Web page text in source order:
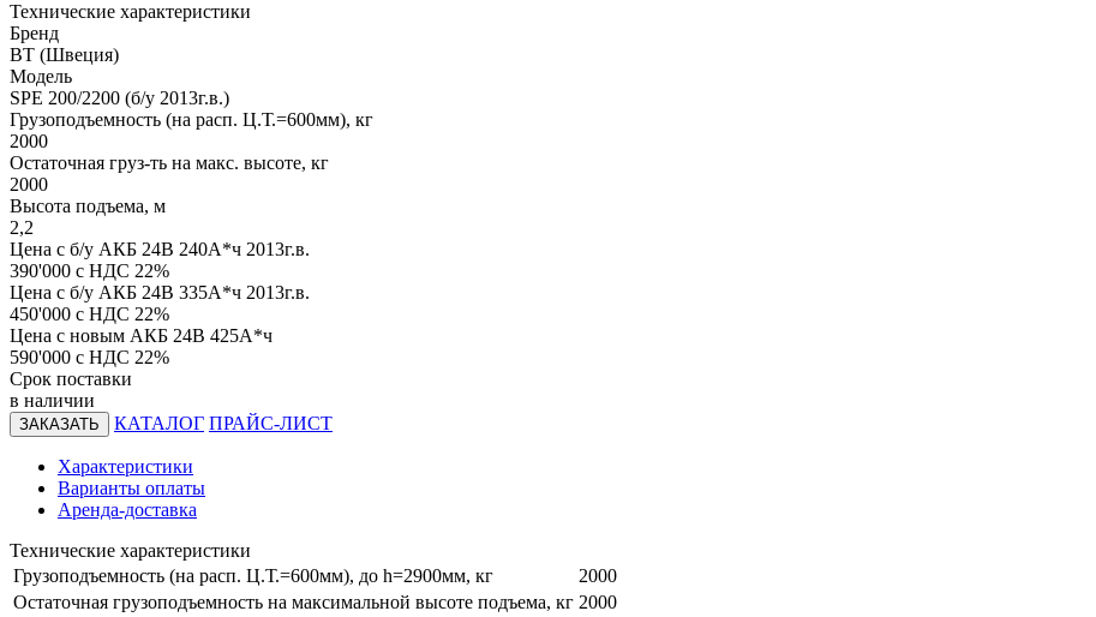
Технические характеристики
Бренд
BT (Швеция)
Модель
SPE 200/2200 (б/у 2013г.в.)
Грузоподъемность (на расп. Ц.Т.=600мм), кг
2000
Остаточная груз-ть на макс. высоте, кг
2000
Высота подъема, м
2,2
Цена с б/у АКБ 24В 240А*ч 2013г.в.
390'000 с НДС 22%
Цена с б/у АКБ 24В 335А*ч 2013г.в.
450'000 с НДС 22%
Цена с новым АКБ 24В 425А*ч
590'000 с НДС 22%
Срок поставки
в наличии
ЗАКАЗАТЬ КАТАЛОГ ПРАЙС-ЛИСТ
Характеристики
Варианты оплаты
Аренда-доставка
Технические характеристики
Грузоподъемность (на расп. Ц.Т.=600мм), до h=2900мм, кг
2000
Остаточная грузоподъемность на максимальной высоте подъема, кг 2000